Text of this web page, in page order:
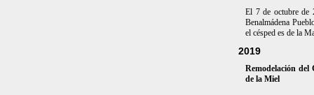
El 7 de octubre de
Benalmádena
el césped es de la
2019
Remodelación
de la Miel